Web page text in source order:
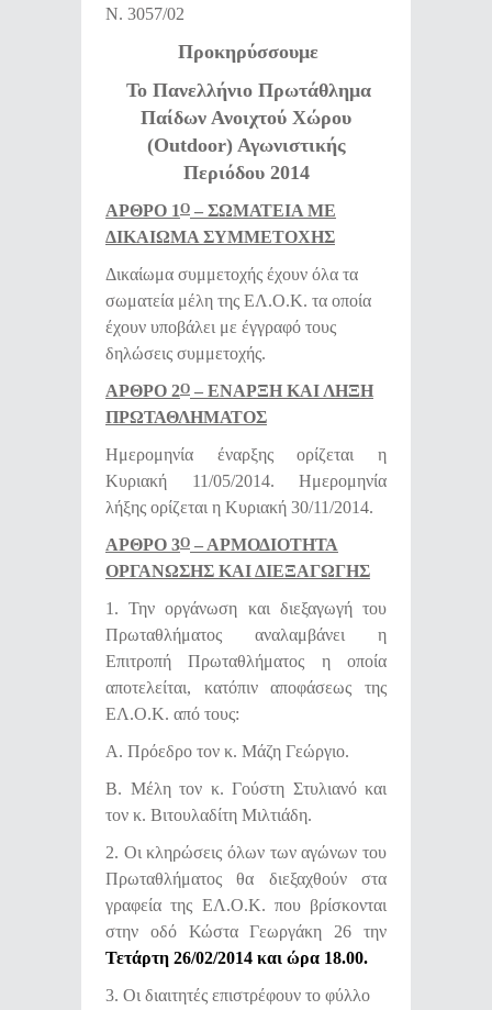
Ν. 3057/02
Προκηρύσσουμε
Το Πανελλήνιο Πρωτάθλημα
Παίδων Ανοιχτού Χώρου
(Outdoor) Αγωνιστικής
Περιόδου 2014
ΑΡΘΡΟ 1Ο – ΣΩΜΑΤΕΙΑ ΜΕ
ΔΙΚΑΙΩΜΑ ΣΥΜΜΕΤΟΧΗΣ
Δικαίωμα συμμετοχής έχουν όλα τα
σωματεία μέλη της ΕΛ.Ο.Κ. τα οποία
έχουν υποβάλει με έγγραφό τους
δηλώσεις συμμετοχής.
ΑΡΘΡΟ 2Ο – ΕΝΑΡΞΗ ΚΑΙ ΛΗΞΗ
ΠΡΩΤΑΘΛΗΜΑΤΟΣ
Ημερομηνία έναρξης ορίζεται η
Κυριακή 11/05/2014. Ημερομηνία
λήξης ορίζεται η Κυριακή 30/11/2014.
ΑΡΘΡΟ 3Ο – ΑΡΜΟΔΙΟΤΗΤΑ
ΟΡΓΑΝΩΣΗΣ ΚΑΙ ΔΙΕΞΑΓΩΓΗΣ
1. Την οργάνωση και διεξαγωγή του
Πρωταθλήματος αναλαμβάνει η
Επιτροπή Πρωταθλήματος η οποία
αποτελείται, κατόπιν αποφάσεως της
ΕΛ.Ο.Κ. από τους:
Α. Πρόεδρο τον κ. Μάζη Γεώργιο.
Β. Μέλη τον κ. Γούστη Στυλιανό και
τον κ. Βιτουλαδίτη Μιλτιάδη.
2. Οι κληρώσεις όλων των αγώνων του
Πρωταθλήματος θα διεξαχθούν στα
γραφεία της ΕΛ.Ο.Κ. που βρίσκονται
στην οδό Κώστα Γεωργάκη 26 την
Τετάρτη 26/02/2014 και ώρα 18.00.
3. Οι διαιτητές επιστρέφουν το φύλλο